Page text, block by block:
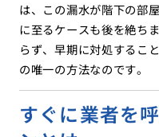
は、この漏水が階下の部
に至るケースも後を絶ち
らず、早期に対処するこ
の唯一の方法なのです。
すぐに業者を